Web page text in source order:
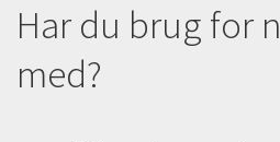
Har du brug for
med?